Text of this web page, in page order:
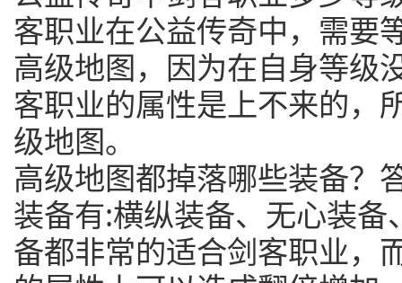
客职业在公益传奇中，需要
高级地图，因为在自身等级
客职业的属性是上不来的，
级地图。
高级地图都掉落哪些装备？
装备有:横纵装备、无心装
备都非常的适合剑客职业，